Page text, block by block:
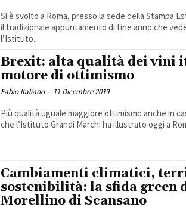
Si è svolto a Roma, presso la sede della Stampa
il tradizionale appuntamento di fine anno che
l’Istituto...
Brexit: alta qualità dei vini
motore di ottimismo
Fabio Italiano - 11 Dicembre 2019
Più qualità uguale maggiore ottimismo anche in
che l’Istituto Grandi Marchi ha illustrato oggi a
Cambiamenti climatici,
sostenibilità: la sfida green
Morellino di Scansano